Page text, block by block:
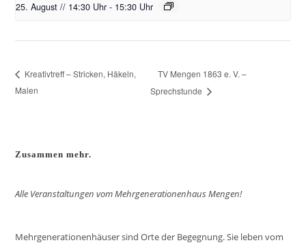
25. August // 14:30 Uhr - 15:30 Uhr
Kreativtreff – Stricken, Häkeln,
Malen
TV Mengen 1863 e. V. –
Sprechstunde
Zusammen mehr.
Alle Veranstaltungen vom Mehrgenerationenhaus Mengen!
Mehrgenerationenhäuser sind Orte der Begegnung. Sie leben vom